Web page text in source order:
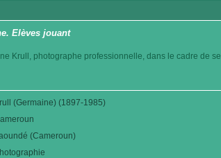
Elèves jouant
Krull, photographe professionnelle, dans le cadre de
(Germaine) (1897-1985)
(Cameroun)